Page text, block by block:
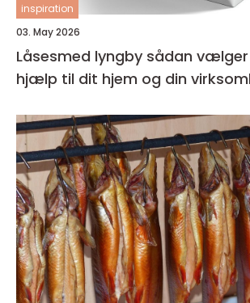
inspiration
03. May 2026
Låsesmed lyngby sådan vælger du den rette
hjælp til dit hjem og din